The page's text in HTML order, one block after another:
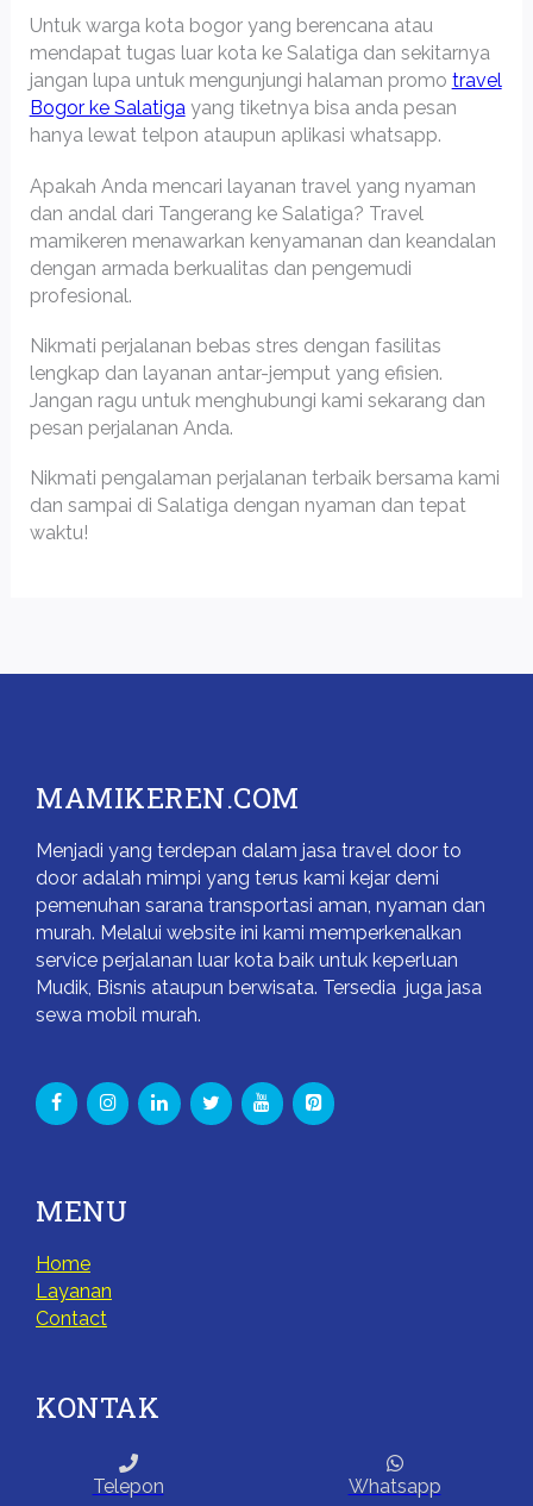
Untuk warga kota bogor yang berencana atau
mendapat tugas luar kota ke Salatiga dan sekitarnya
jangan lupa untuk mengunjungi halaman promo travel
Bogor ke Salatigayang tiketnya bisa anda pesan
hanya lewat telpon ataupun aplikasi whatsapp.
Apakah Anda mencari layanan travel yang nyaman
dan andal dari Tangerang ke Salatiga? Travel
mamikeren menawarkan kenyamanan dan keandalan
dengan armada berkualitas dan pengemudi
profesional.
Nikmati perjalanan bebas stres dengan fasilitas
lengkap dan layanan antar-jemput yang efisien.
Jangan ragu untuk menghubungi kami sekarang dan
pesan perjalanan Anda.
Nikmati pengalaman perjalanan terbaik bersama kami
dan sampai di Salatiga dengan nyaman dan tepat
waktu!
MAMIKEREN.COM
Menjadi yang terdepan dalam jasa travel door to
door adalah mimpi yang terus kami kejar demi
pemenuhan sarana transportasi aman, nyaman dan
murah. Melalui website ini kami memperkenalkan
service perjalanan luar kota baik untuk keperluan
Mudik, Bisnis ataupun berwisata. Tersedia juga jasa
sewa mobil murah.
MENU
Home
Layanan
Contact
KONTAK
Jl. Merpati, Sawah Baru, Kec. Ciputat, Kota
Telepon Whatsapp